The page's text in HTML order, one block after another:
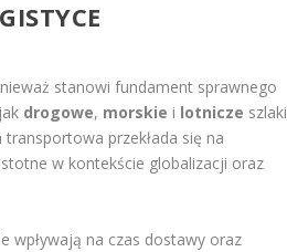
stanowi fundament sprawnego
drogowe, morskie i lotnicze szlaki
przekłada się na
w kontekście globalizacji oraz
wpływają na czas dostawy oraz